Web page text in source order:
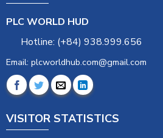
PLC WORLD HUD
Hotline: (+84) 938.999.656
Email: plcworldhub.com@gmail.com
VISITOR STATISTICS